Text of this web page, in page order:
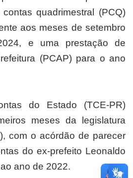
quadrimestral (PCQ)
aos meses de setembro
e uma prestação de
(PCAP) para o ano
do Estado (TCE-PR)
meses da legislatura
com o acórdão de parecer
do ex-prefeito Leonaldo
ano de 2022.